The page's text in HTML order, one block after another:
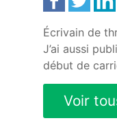
Écrivain de
J’ai aussi
début de